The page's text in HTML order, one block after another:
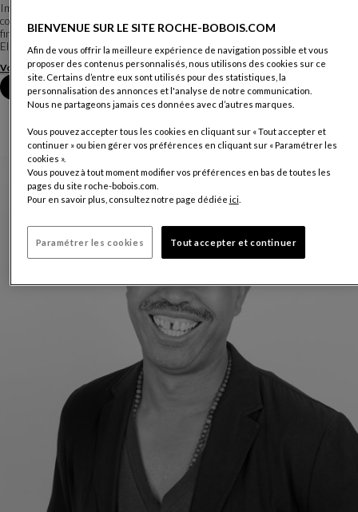
Imaginée par le designer américain Stephen Burks, Traveler est une collection
complète pour lire, déjeuner et paresser à l'extérieur. Elle se distingue par ses
fines structures tubulaires en aluminium laqué, enroulées de fils de couleurs.
Elle se déc...
Voir plus Télécharger la fiche technique
Prendre rendez-vous en magasin
BIENVENUE SUR LE SITE ROCHE-BOBOIS.COM
Afin de vous offrir la meilleure expérience de navigation possible et vous
proposer des contenus personnalisés, nous utilisons des cookies sur ce
site. Certains d’entre eux sont utilisés pour des statistiques, la
personnalisation des annonces et l'analyse de notre communication.
Nous ne partageons jamais ces données avec d’autres marques.
Vous pouvez accepter tous les cookies en cliquant sur « Tout accepter et
continuer » ou bien gérer vos préférences en cliquant sur « Paramétrer les
cookies ».
Vous pouvez à tout moment modifier vos préférences en bas de toutes les
pages du site roche-bobois.com.
Pour en savoir plus, consultez notre page dédiée ici
Paramétrer les cookies Tout accepter et continuer